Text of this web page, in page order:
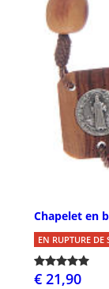
Chapelet en
EN RUPTURE DE
€ 21,90